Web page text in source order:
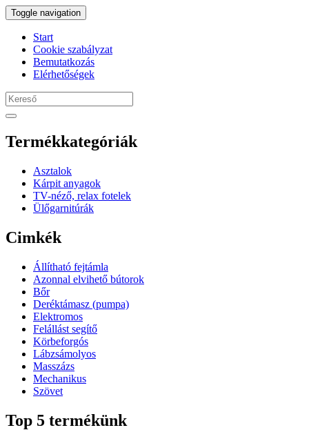
Toggle navigation
Start
Cookie szabályzat
Bemutatkozás
Elérhetőségek
Termékkategóriák
Asztalok
Kárpit anyagok
TV-néző, relax fotelek
Ülőgarnitúrák
Cimkék
Állítható fejtámla
Azonnal elvihető bútorok
Bőr
Deréktámasz (pumpa)
Elektromos
Felállást segítő
Körbeforgós
Lábzsámolyos
Masszázs
Mechanikus
Szövet
Top 5 termékünk